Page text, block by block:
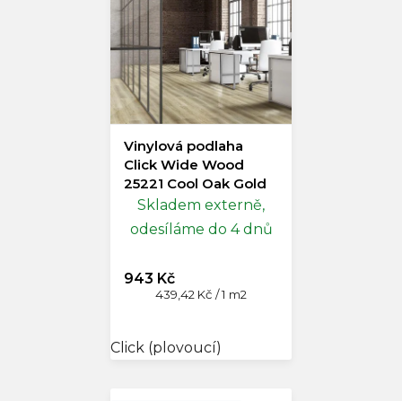
Vinylová podlaha
Click Wide Wood
25221 Cool Oak Gold
Skladem externě,
odesíláme do 4 dnů
943 Kč
Měrná
439,42 Kč / 1 m2
Click (plovoucí)